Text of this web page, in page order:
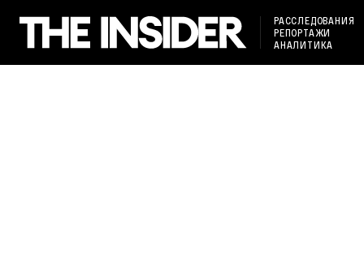
РАССЛЕДОВАНИЯ
РЕПОРТАЖИ
АНАЛИТИКА